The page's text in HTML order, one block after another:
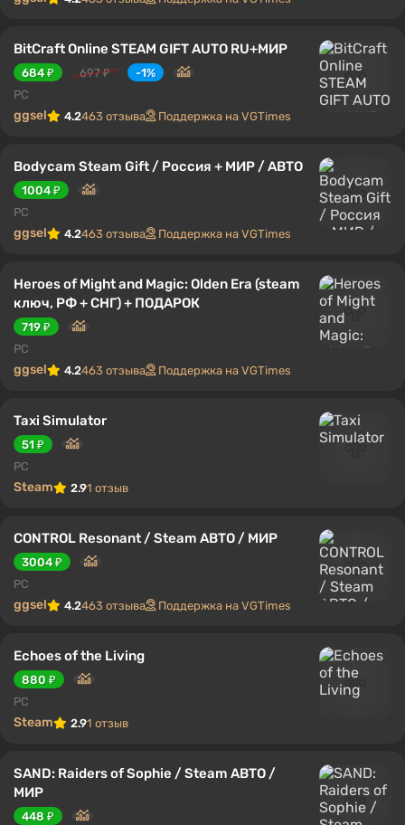
BitCraft Online STEAM GIFT AUTO RU+МИР
684 ₽ 697 ₽
-1%
PC
ggsel 4.2463 отзыва Поддержка на VGTimes
Bodycam Steam Gift / Россия + МИР / АВТО
1004 ₽
PC
ggsel 4.2463 отзыва Поддержка на VGTimes
Heroes of Might and Magic: Olden Era (steam
ключ, РФ + СНГ) + ПОДАРОК
719 ₽
PC
ggsel 4.2463 отзыва Поддержка на VGTimes
Taxi Simulator
51 ₽
PC
Steam 2.91 отзыв
CONTROL Resonant / Steam АВТО / МИР
3004 ₽
PC
ggsel 4.2463 отзыва Поддержка на VGTimes
Echoes of the Living
880 ₽
PC
Steam 2.91 отзыв
SAND: Raiders of Sophie / Steam АВТО /
МИР
448 ₽